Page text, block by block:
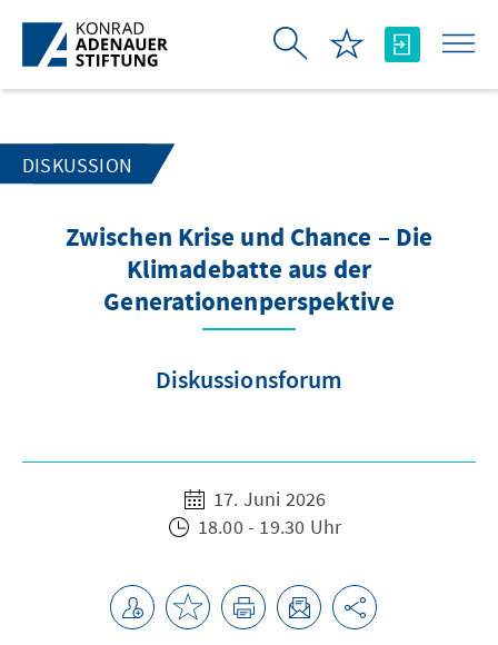
Zum Hauptinhalt springen
DISKUSSION
Zwischen Krise und Chance – Die
Klimadebatte aus der
Generationenperspektive
Diskussionsforum
17. Juni 2026
18.00 - 19.30 Uhr